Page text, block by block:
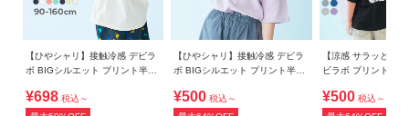
【ひやシャリ】接触冷感 デビラ
ボ BIGシルエット プリント半袖
¥698 税込～
【ひやシャリ】接触冷感 デビラ
ボ BIGシルエット プリント半袖
¥500 税込～
【涼感 サラッとメ
ビラボ プリント 半
¥500 税込～